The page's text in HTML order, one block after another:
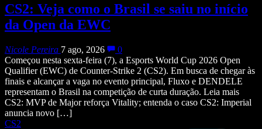
CS2: Veja como o Brasil se saiu no início
da Open da EWC
Nicole Pereira 7 ago, 2026
0
Começou nesta sexta-feira (7), a Esports World Cup 2026 Open
Qualifier (EWC) de Counter-Strike 2 (CS2). Em busca de chegar às
finais e alcançar a vaga no evento principal, Fluxo e DENDELE
representam o Brasil na competição de curta duração. Leia mais
CS2: MVP de Major reforça Vitality; entenda o caso CS2: Imperial
anuncia novo […]
CS2